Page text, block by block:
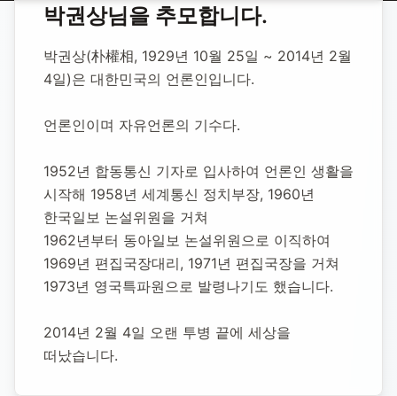
합동 추모 박권상 언론인
박권상 언론인
추모소 개설:2020년 11월 12일
박권상님을 추모합니다.
박권상(朴權相, 1929년 10월 25일 ~ 2014년 2월
4일)은 대한민국의 언론인입니다.
언론인이며 자유언론의 기수다.
1952년 합동통신 기자로 입사하여 언론인 생활을
시작해 1958년 세계통신 정치부장, 1960년
한국일보 논설위원을 거쳐
1962년부터 동아일보 논설위원으로 이직하여
1969년 편집국장대리, 1971년 편집국장을 거쳐
1973년 영국특파원으로 발령나기도 했습니다.
2014년 2월 4일 오랜 투병 끝에 세상을
떠났습니다.